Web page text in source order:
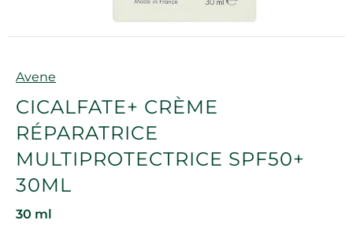
Marque
Avene
CICALFATE+ CRÈME
RÉPARATRICE
MULTIPROTECTRICE SPF50+
30ML
30 ml